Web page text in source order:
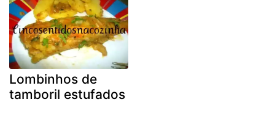
Lombinhos de
tamboril estufados